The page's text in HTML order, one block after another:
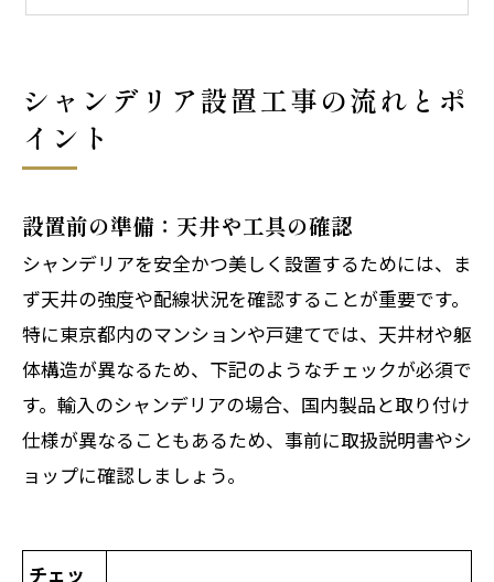
東京都について
関連エリア
対応地域
シャンデリア設置工事の流れとポ
イント
設置前の準備：天井や工具の確認
シャンデリアを安全かつ美しく設置するためには、ま
ず天井の強度や配線状況を確認することが重要です。
特に東京都内のマンションや戸建てでは、天井材や躯
体構造が異なるため、下記のようなチェックが必須で
す。輸入のシャンデリアの場合、国内製品と取り付け
仕様が異なることもあるため、事前に取扱説明書やシ
ョップに確認しましょう。
チェッ